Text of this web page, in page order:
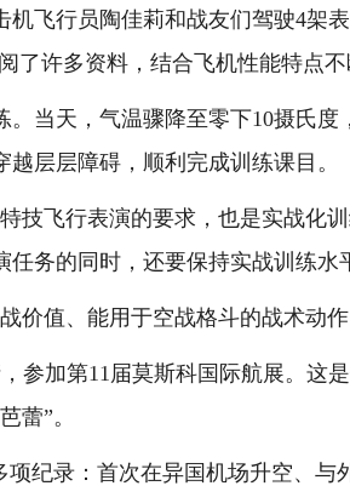
飞行员陶佳莉和战友们驾驶4架
了许多资料，结合飞机性能特点不
天，气温骤降至零下10摄氏度
层层障碍，顺利完成训练课目。
飞行表演的要求，也是实战化
务的同时，还要保持实战训练水
值、能用于空战格斗的战术动作
加第11届莫斯科国际航展。这
蕾”。
纪录：首次在异国机场升空、